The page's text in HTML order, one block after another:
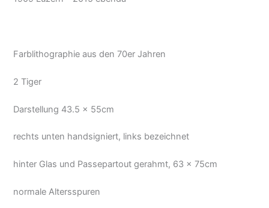
Farblithographie aus den 70er Jahren
2 Tiger
Darstellung 43.5 x 55cm
rechts unten handsigniert, links bezeichnet
hinter Glas und Passepartout gerahmt, 63 x 75cm
normale Altersspuren